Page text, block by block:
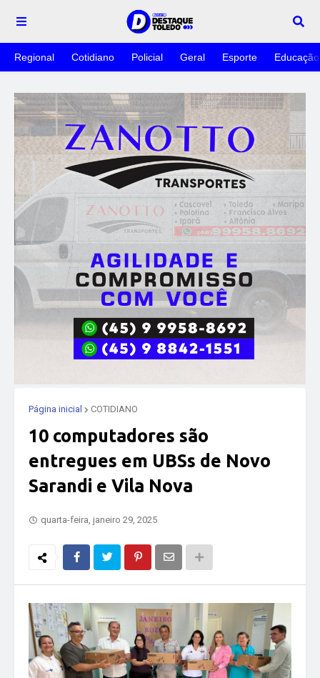
Regional Cotidiano Policial Geral Esporte Educação
Página inicial COTIDIANO
10 computadores são
entregues em UBSs de Novo
Sarandi e Vila Nova
quarta-feira, janeiro 29, 2025